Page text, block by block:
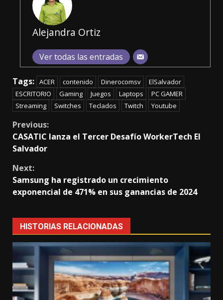
Alejandra Ortiz
Ver todas las entradas
Tags: ACER contenido Dinerocomsv
ElSalvador
ESCRITORIO
Gaming Juegos Laptops
PC GAMER
Streaming
Switches Teclados Twitch Youtube
Continue
Reading
Previous:
CASATIC lanza el Tercer Desafío WorkerTech El
Salvador
Next:
Samsung ha registrado un crecimiento
exponencial de 471% en sus ganancias de 2024
HISTORIAS RELACIONADAS